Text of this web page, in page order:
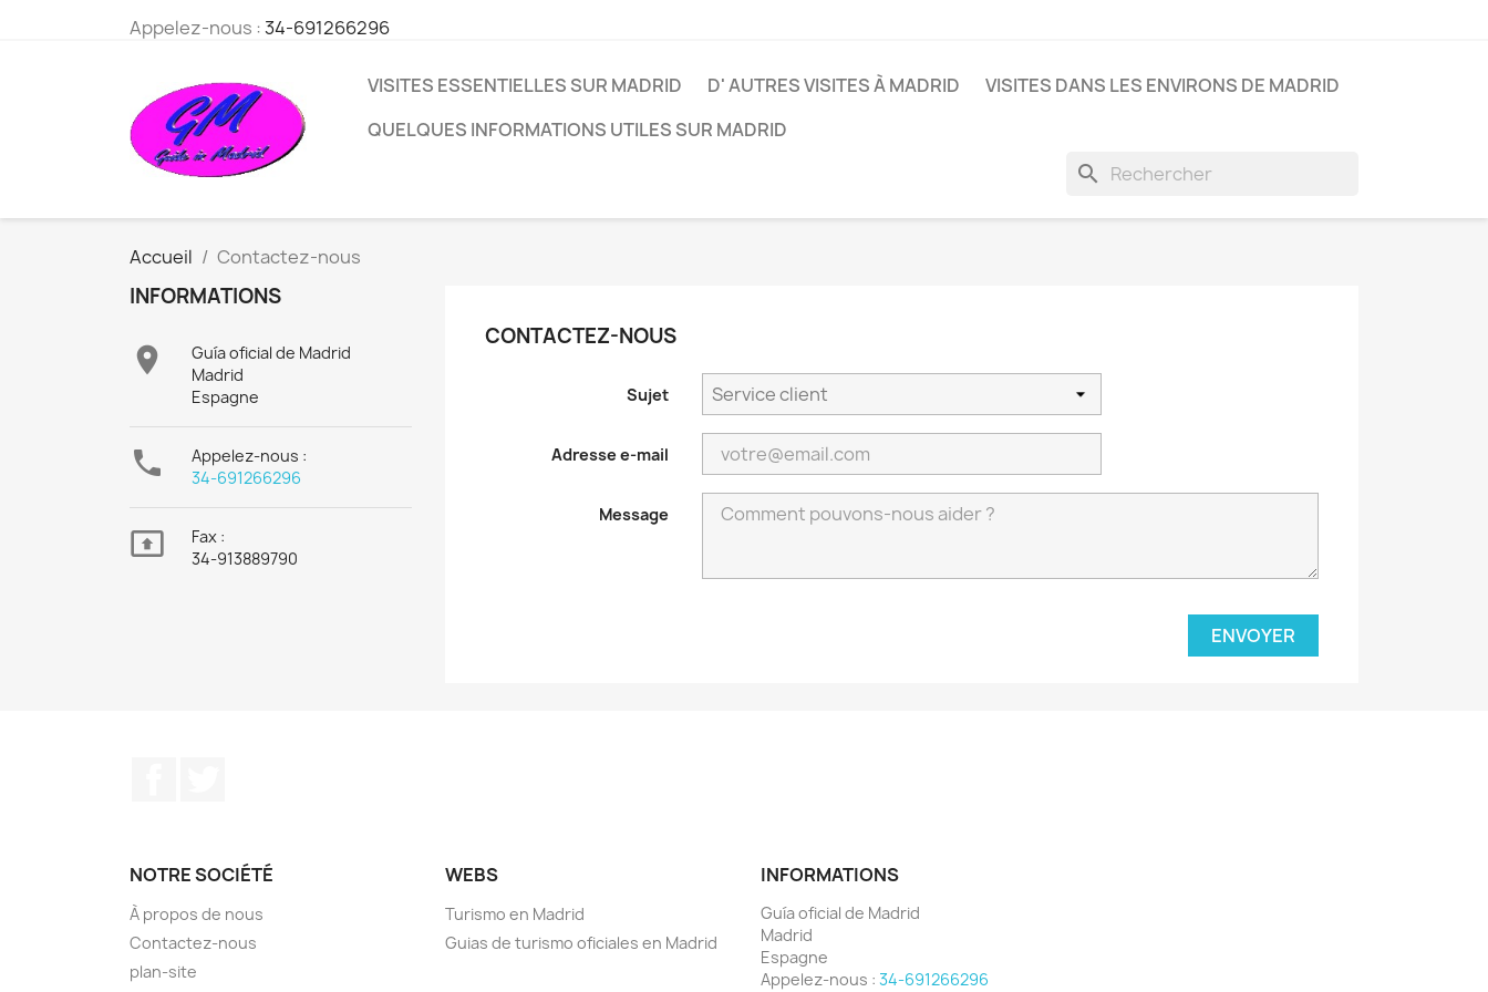
Appelez-nous :34-691266296
VISITES ESSENTIELLES SUR MADRID D' AUTRES VISITES À MADRID
VISITES DANS LES ENVIRONS DE MADRID
QUELQUES INFORMATIONS UTILES SUR MADRID
search
Accueil Contactez-nous
INFORMATIONS

Guía oficial de Madrid
Madrid
Espagne

Appelez-nous :
34-691266296

Fax :
34-913889790
CONTACTEZ-NOUS
Sujet
Adresse e-mail
Message
NOTRE SOCIÉTÉ
À propos de nous
Contactez-nous
plan-site
WEBS
Turismo en Madrid
Guias de turismo oficiales en Madrid
INFORMATIONS
Guía oficial de Madrid
Madrid
Espagne
Appelez-nous : 34-691266296